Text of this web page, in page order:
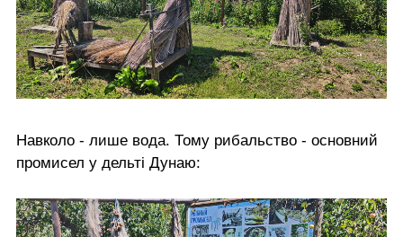
Навколо - лише вода. Тому рибальство - основний
промисел у дельті Дунаю: